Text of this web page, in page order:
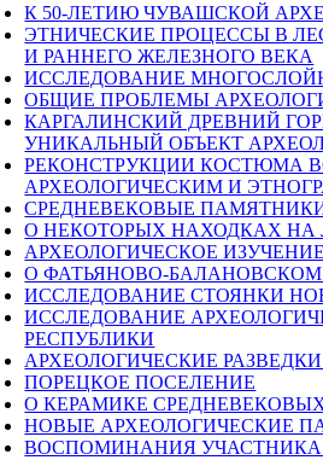
К 50-ЛЕТИЮ ЧУВАШСКОЙ
ЭТНИЧЕСКИЕ ПРОЦЕССЫ В
И РАННЕГО ЖЕЛЕЗНОГО ВЕКА
ИССЛЕДОВАНИЕ
ОБЩИЕ ПРОБЛЕМЫ
КАРГАЛИНСКИЙ ДРЕВНИЙ
УНИКАЛЬНЫЙ ОБЪЕКТ
РЕКОНСТРУКЦИИ КОСТЮМА
АРХЕОЛОГИЧЕСКИМ И
СРЕДНЕВЕКОВЫЕ
О НЕКОТОРЫХ НАХОДКАХ
АРХЕОЛОГИЧЕСКОЕ
О ФАТЬЯНОВО-
ИССЛЕДОВАНИЕ СТОЯНКИ
ИССЛЕДОВАНИЕ
РЕСПУБЛИКИ
АРХЕОЛОГИЧЕСКИЕ
ПОРЕЦКОЕ ПОСЕЛЕНИЕ
О КЕРАМИКЕ
НОВЫЕ АРХЕОЛОГИЧЕСКИЕ
ВОСПОМИНАНИЯ УЧАСТНИКА